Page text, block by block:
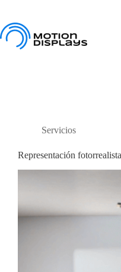
contenido
Servicios
Representación